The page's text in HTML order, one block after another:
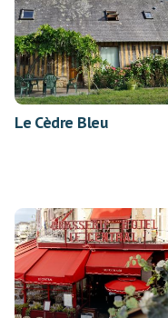
Le Cèdre Bleu